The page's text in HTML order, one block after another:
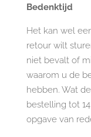
Bedenktijd
Het kan wel
retour wilt
niet bevalt of
waarom u de
hebben. Wat
bestelling tot
opgave van